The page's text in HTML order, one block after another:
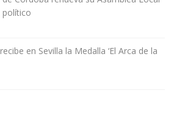
político
en Sevilla la Medalla ‘El Arca de la